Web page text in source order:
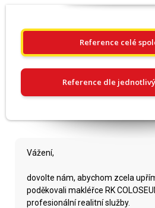
Reference celé
Reference dle
Vážení,
dovolte nám, abychom zcela
poděkovali makléřce RK
profesionální realitní služby.